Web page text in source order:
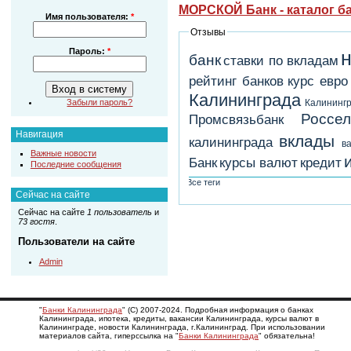
Имя пользователя: *
Пароль: *
Забыли пароль?
Навигация
Важные новости
Последние сообщения
Сейчас на сайте
Сейчас на сайте 1 пользователь и
73 гостя.
Пользователи на сайте
Admin
МОРСКОЙ Банк - каталог
Отзывы
банкставки по вкладам
рейтинг банков курс евро
Калининграда
Промсвязьбанк
калининграда вклады
Банк курсы валют кредит
Все теги
"Банки Калининграда" (С) 2007-2024. Подробная информация о банках
Калининграда, ипотека, кредиты, вакансии Калининграда, курсы валют в
Калининграде, новости Калининграда, г.Калининград. При использовании
материалов сайта, гиперссылка на "Банки Калининграда" обязательна!